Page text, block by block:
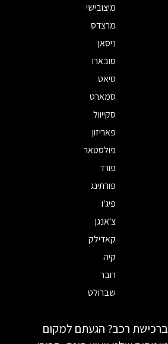
מיצובישי
מרצדס
ניסאן
סובארו
סיאט
סמארט
סקייוול
פאריזון
פולסטאר
פורד
פורתינג
פיג'ו
צ'אנגן
קאדילק
קיה
רובר
שברולט
ברכישת רכב? הגעתם למקום